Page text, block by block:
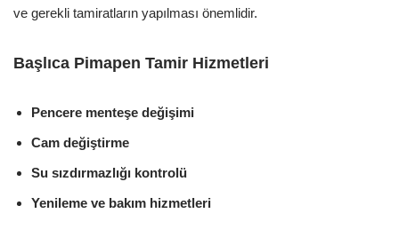
ve gerekli tamiratların yapılması önemlidir.
Başlıca Pimapen Tamir Hizmetleri
Pencere menteşe değişimi
Cam değiştirme
Su sızdırmazlığı kontrolü
Yenileme ve bakım hizmetleri